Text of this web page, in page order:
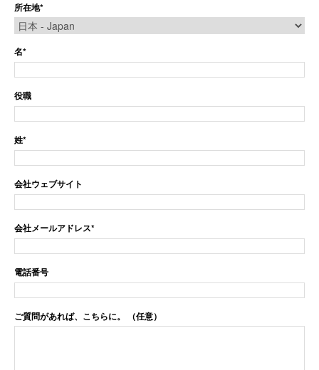
所在地*
名*
役職
姓*
会社ウェブサイト
会社メールアドレス*
電話番号
ご質問があれば、こちらに。 （任意）